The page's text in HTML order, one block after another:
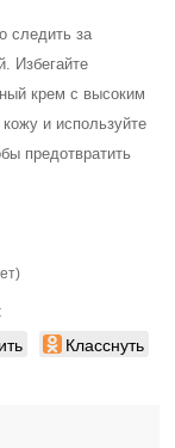
следить за
Избегайте
крем с высоким
и используйте
предотвратить
Класснуть